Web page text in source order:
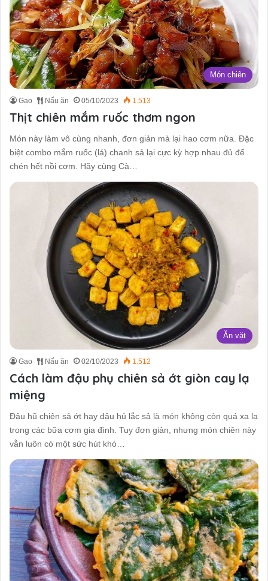
Món chiên
Gạo Nấu ăn 05/10/2023 1.513
Thịt chiên mắm ruốc thơm ngon
Món này làm vô cùng nhanh, đơn giản mà lại hao cơm nữa. Đặc
biệt combo mắm ruốc (lá) chanh sả lại cực kỳ hợp nhau đủ để
chén hết nồi cơm. Hãy cùng Cà…
Ăn vặt
Gạo Nấu ăn 02/10/2023 1.512
Cách làm đậu phụ chiên sả ớt giòn cay lạ
miệng
Đậu hũ chiên sả ớt hay đậu hủ lắc sả là món không còn quá xa lạ
trong các bữa cơm gia đình. Tuy đơn giản, nhưng món chiên này
vẫn luôn có một sức hút khó…